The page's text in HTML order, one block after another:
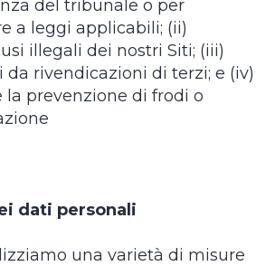
del tribunale o per
a leggi applicabili; (ii)
illegali dei nostri Siti; (iii)
da rivendicazioni di terzi; e (iv)
la prevenzione di frodi o
dati personali
una varietà di misure